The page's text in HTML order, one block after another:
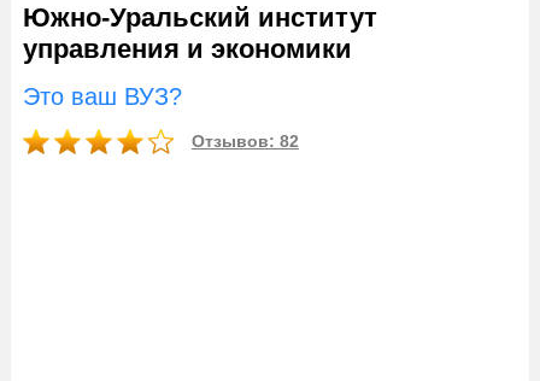
Южно-Уральский институт
управления и экономики
Это ваш ВУЗ?
Отзывов: 82